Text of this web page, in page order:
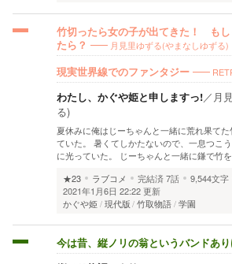
竹切ったら女の子が出てきた！ もし
たら？
月見里ゆずる(やまなしゆずる)
現実世界線でのファンタジー
わたし、かぐや姫と申しますっ!／ 月
る)
夏休みに俺はじーちゃんと一緒に荒れ果て
ていた。 暑くてしかたないので、一息つこ
に光っていた。 じーちゃんと一緒に鎌で竹
★23
ラブコメ 完結済7話
9,544文字
2021年1月6日 22:22 更新
かぐや姫 現代版 竹取物語 学園
今は昔、縦ノリの翁というバンドあり